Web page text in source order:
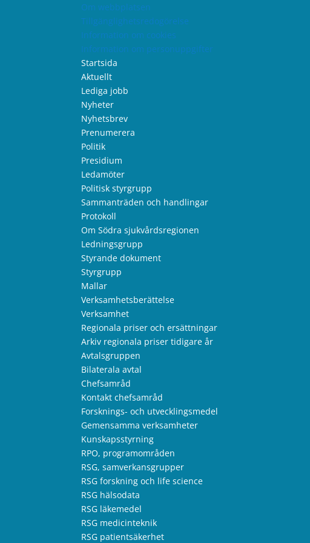
Om webbplatsen
Tillgänglighetsredogörelse
Information om cookies
Information om personuppgifter
Startsida
Aktuellt
Lediga jobb
Nyheter
Nyhetsbrev
Prenumerera
Politik
Presidium
Ledamöter
Politisk styrgrupp
Sammanträden och handlingar
Protokoll
Om Södra sjukvårdsregionen
Ledningsgrupp
Styrande dokument
Styrgrupp
Mallar
Verksamhetsberättelse
Verksamhet
Regionala priser och ersättningar
Arkiv regionala priser tidigare år
Avtalsgruppen
Bilaterala avtal
Chefsamråd
Kontakt chefsamråd
Forsknings- och utvecklingsmedel
Gemensamma verksamheter
Kunskapsstyrning
RPO, programområden
RSG, samverkansgrupper
RSG forskning och life science
RSG hälsodata
RSG läkemedel
RSG medicinteknik
RSG patientsäkerhet